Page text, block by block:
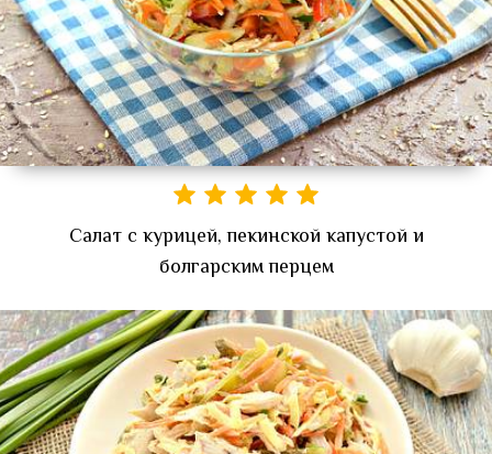
Салат с курицей, пекинской капустой и
болгарским перцем